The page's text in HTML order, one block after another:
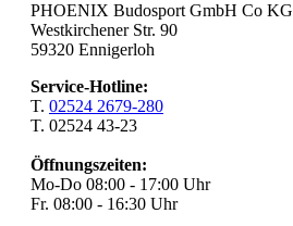
PHOENIX Budosport GmbH Co KG
Westkirchener Str. 90
59320 Ennigerloh
Service-Hotline:
T. 02524 2679-280
T. 02524 43-23
Öffnungszeiten:
Mo-Do 08:00 - 17:00 Uhr
Fr. 08:00 - 16:30 Uhr